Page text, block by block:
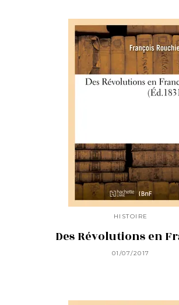
HISTOIRE
Des Révolutions en
01/07/2017